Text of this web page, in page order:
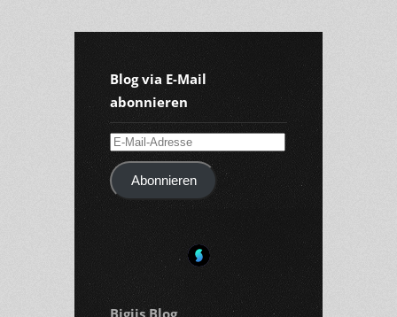
Blog via E-Mail
abonnieren
E-
Mail-
AdresseAbonnieren
Bigiis Blog